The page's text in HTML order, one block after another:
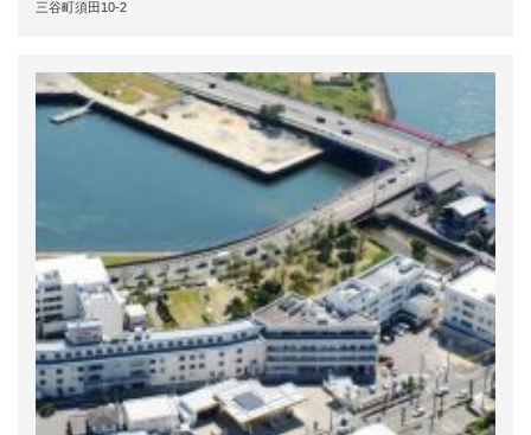
三谷町須田10-2